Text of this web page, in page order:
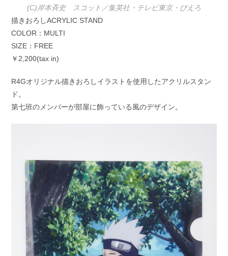
(C)岸本斉史 スコット／集英社・テレビ東京・ぴえろ
描きおろしACRYLIC STAND
COLOR：MULTI
SIZE：FREE
￥2,200(tax in)
R4Gオリジナル描きおろしイラストを使用したアクリルスタン
ド。
第七班のメンバーが部屋に飾っている風のデザイン。